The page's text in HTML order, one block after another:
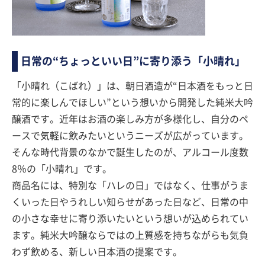
日常の“ちょっといい日”に寄り添う「小晴れ」
「小晴れ（こばれ）」は、朝日酒造が“日本酒をもっと日
常的に楽しんでほしい”という想いから開発した純米大吟
醸酒です。近年はお酒の楽しみ方が多様化し、自分のペ
ースで気軽に飲みたいというニーズが広がっています。
そんな時代背景のなかで誕生したのが、アルコール度数
8％の「小晴れ」です。
商品名には、特別な「ハレの日」ではなく、仕事がうま
くいった日やうれしい知らせがあった日など、日常の中
の小さな幸せに寄り添いたいという想いが込められてい
ます。純米大吟醸ならではの上質感を持ちながらも気負
わず飲める、新しい日本酒の提案です。